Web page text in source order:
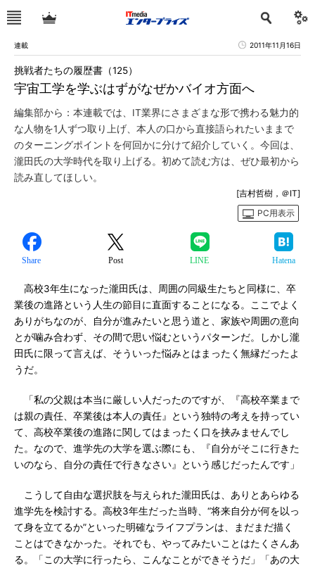
連載 2011年11月16日
宇宙工学を学ぶはずがなぜかバイオ方面へ
挑戦者たちの履歴書（125）
編集部から：本連載では、IT業界にさまざまな形で携わる魅力的
な人物を1人ずつ取り上げ、本人の口から直接語られたいままで
のターニングポイントを何回かに分けて紹介していく。今回は、
瀧田氏の大学時代を取り上げる。初めて読む方は、ぜひ最初から
読み直してほしい。
[吉村哲樹，＠IT]
PC用表示
Share Post LINE Hatena
高校3年生になった瀧田氏は、周囲の同級生たちと同様に、卒
業後の進路という人生の節目に直面することになる。ここでよく
ありがちなのが、自分が進みたいと思う道と、家族や周囲の意向
とが噛み合わず、その間で思い悩むというパターンだ。しかし瀧
田氏に限って言えば、そういった悩みとはまったく無縁だったよ
うだ。
「私の父親は本当に厳しい人だったのですが、『高校卒業まで
は親の責任、卒業後は本人の責任』という独特の考えを持ってい
て、高校卒業後の進路に関してはまったく口を挟みませんでし
た。なので、進学先の大学を選ぶ際にも、『自分がそこに行きた
いのなら、自分の責任で行きなさい』という感じだったんです」
こうして自由な選択肢を与えられた瀧田氏は、ありとあらゆる
進学先を検討する。高校3年生だった当時、“将来自分が何を以っ
て身を立てるか”といった明確なライフプランは、まだまだ描く
ことはできなかった。それでも、やってみたいことはたくさんあ
る。「この大学に行ったら、こんなことができそうだ」「あの大